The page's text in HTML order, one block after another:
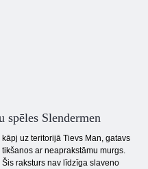
spēles Slendermen
kāpj uz teritorijā Tievs Man, gatavs
tikšanos ar neaprakstāmu murgs.
Šis raksturs nav līdzīga slaveno